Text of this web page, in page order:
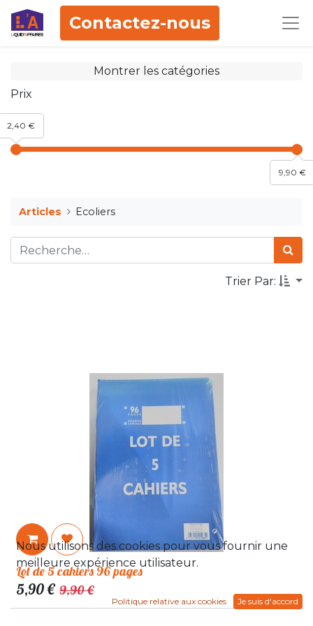
Contactez-nous
Montrer les catégories
Prix
9,90 €
2,40 €
Articles Ecoliers
Trier Par:
Lot de 5 cahiers 96 pages
5,90€ 9,90€
Nous utilisons des cookies pour vous fournir une
meilleure expérience utilisateur.
Politique relative aux cookies Je suis d'accord